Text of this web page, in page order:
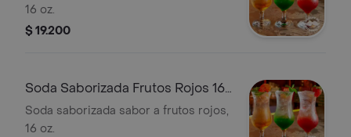
16 oz.
$ 19.200
Soda Saborizada Frutos Rojos 16
Oz
Soda saborizada sabor a frutos rojos,
16 oz.